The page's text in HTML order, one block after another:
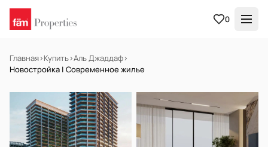
0
Главная›Купить›Аль Джаддаф›
Новостройка | Современное жилье
НА ПРОДАЖУ Off-plan